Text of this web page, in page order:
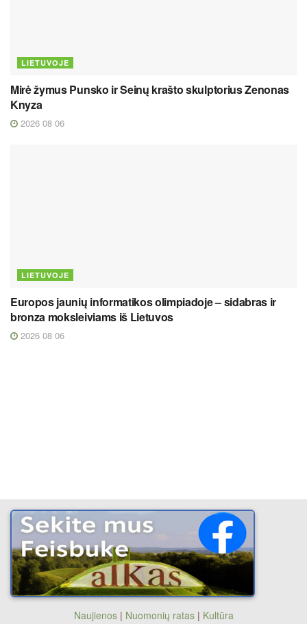
LIETUVOJE
Mirė žymus Punsko ir Seinų krašto skulptorius Zenonas
Knyza
2026 08 06
LIETUVOJE
Europos jaunių informatikos olimpiadoje – sidabras ir
bronza moksleiviams iš Lietuvos
2026 08 06
Naujienos| Nuomonių ratas| Kultūra